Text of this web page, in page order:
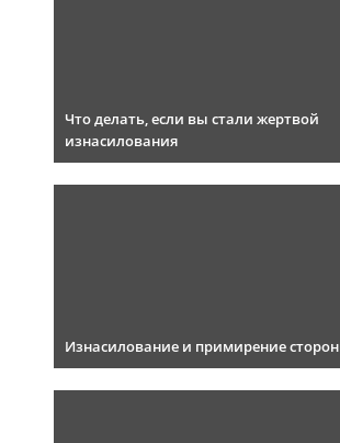
Что делать, если вы стали жертвой
изнасилования
Изнасилование и примирение сторон